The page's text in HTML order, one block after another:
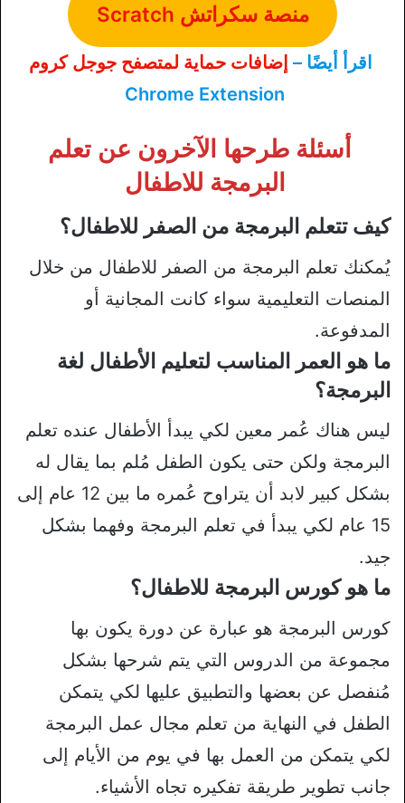
منصة سكراتش Scratch
اقرأ أيضًا – إضافات حماية لمتصفح جوجل كروم
Chrome Extension
أسئلة طرحها الآخرون عن تعلم
البرمجة للاطفال
كيف تتعلم البرمجة من الصفر للاطفال؟
يُمكنك تعلم البرمجة من الصفر للاطفال من خلال
المنصات التعليمية سواء كانت المجانية أو
المدفوعة.
ما هو العمر المناسب لتعليم الأطفال لغة
البرمجة؟
ليس هناك عُمر معين لكي يبدأ الأطفال عنده تعلم
البرمجة ولكن حتى يكون الطفل مُلم بما يقال له
بشكل كبير لابد أن يتراوح عُمره ما بين 12 عام إلى
15 عام لكي يبدأ في تعلم البرمجة وفهما بشكل
جيد.
ما هو كورس البرمجة للاطفال؟
كورس البرمجة هو عبارة عن دورة يكون بها
مجموعة من الدروس التي يتم شرحها بشكل
مُنفصل عن بعضها والتطبيق عليها لكي يتمكن
الطفل في النهاية من تعلم مجال عمل البرمجة
لكي يتمكن من العمل بها في يوم من الأيام إلى
جانب تطوير طريقة تفكيره تجاه الأشياء.